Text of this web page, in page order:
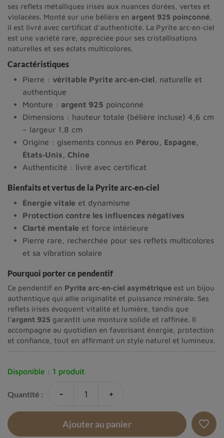
ses reflets métalliques irisés aux nuances dorées, vertes et
violacées. Monté sur une bélière en argent 925 poinçonné
il est livré avec certificat d’authenticité. La Pyrite arc‑en‑ciel
est une variété rare, appréciée pour ses cristallisations
naturelles et ses éclats multicolores.
Caractéristiques
Pierre : véritable Pyrite arc‑en‑ciel , naturelle et
authentique
Monture : argent 925 poinçonné
Dimensions : hauteur totale (bélière incluse) 4,6 cm
– largeur 1,8 cm
Origine : gisements connus en Pérou, Espagne,
États‑Unis, Chine
Authenticité : livré avec certificat
Bienfaits et vertus de la Pyrite arc‑en‑ciel
Énergie vitale et dynamisme
Protection contre les influences négatives
Clarté mentale et force intérieure
Pierre rare, recherchée pour ses reflets multicolores
et sa vibration solaire
Pourquoi porter ce pendentif
Ce pendentif en Pyrite arc‑en‑ciel asymétrique est un bijou
authentique qui allie originalité et puissance minérale. Ses
reflets irisés évoquent vitalité et lumière, tandis que
l’argent 925 garantit une monture solide et raffinée. Il
accompagne au quotidien en favorisant énergie, protection
et confiance, tout en affirmant un style naturel et lumineux.
Disponible : 1 produit
Quantité : - +
Ajouter au panier favorite_border